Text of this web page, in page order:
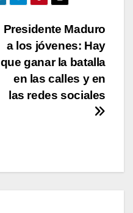
Presidente Maduro
a los jóvenes: Hay
que ganar la batalla
en las calles y en
las redes sociales